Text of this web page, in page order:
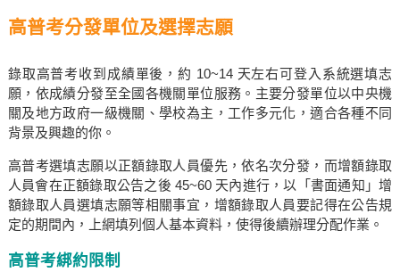
高普考分發單位及選擇志願
錄取高普考收到成績單後，約 10~14 天左右可登入系統選填志
願，依成績分發至全國各機關單位服務。主要分發單位以中央機
關及地方政府一級機關、學校為主，工作多元化，適合各種不同
背景及興趣的你。
高普考選填志願以正額錄取人員優先，依名次分發，而增額錄取
人員會在正額錄取公告之後 45~60 天內進行，以「書面通知」增
額錄取人員選填志願等相關事宜，增額錄取人員要記得在公告規
定的期間內，上網填列個人基本資料，使得後續辦理分配作業。
高普考綁約限制